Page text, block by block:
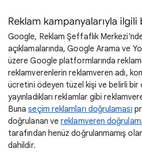
Reklam kampanyalarıyla ilgili
Google, Reklam Şeffaflık
açıklamalarında, Google Arama ve
üzere Google platformlarında reklam
reklamverenlerin reklamveren adı,
ücretini ödeyen tüzel kişi ve belirli bir
yayınladıkları reklamlar gibi
Bunaseçim reklamları doğrulaması
doğrulanan vereklamveren
tarafından henüz doğrulanmamış
dahildir.